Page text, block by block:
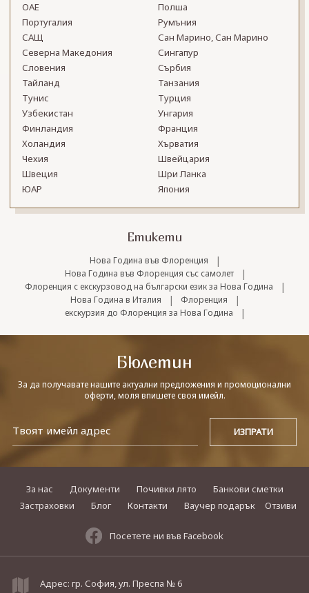
ОАЕ
Полша
Португалия
Румъния
САЩ
Сан Марино, Сан Марино
Северна Македония
Сингапур
Словения
Сърбия
Тайланд
Танзания
Тунис
Турция
Узбекистан
Унгария
Финландия
Франция
Холандия
Хърватия
Чехия
Швейцария
Швеция
Шри Ланка
ЮАР
Япония
Етикети
Нова Година във Флоренция |
Нова Година във Флоренция със самолет |
Флоренция с екскурзовод на български език за Нова Година |
Нова Година в Италия | Флоренция |
екскурзия до Флоренция за Нова Година |
Бюлетин
За да получавате нашите актуални предложения и промоционални
оферти, моля впишете своя имейл.
За нас Документи Почивки лято
Банкови сметки
Застраховки
Блог Контакти Ваучер подарък Отзиви
Посетете ни във Facebook
Адрес: гр. София, ул. Преспа № 6